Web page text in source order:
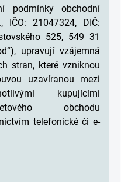
podmínky obchodní
21047324, DIČ:
525, 549 31
upravují vzájemná
stran, které vzniknou
uzavíranou mezi
kupujícími
obchodu
telefonické či e-